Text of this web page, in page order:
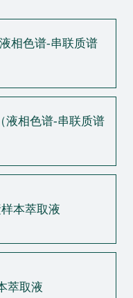
相色谱-串联质谱
液相色谱-串联质谱
本萃取液
萃取液